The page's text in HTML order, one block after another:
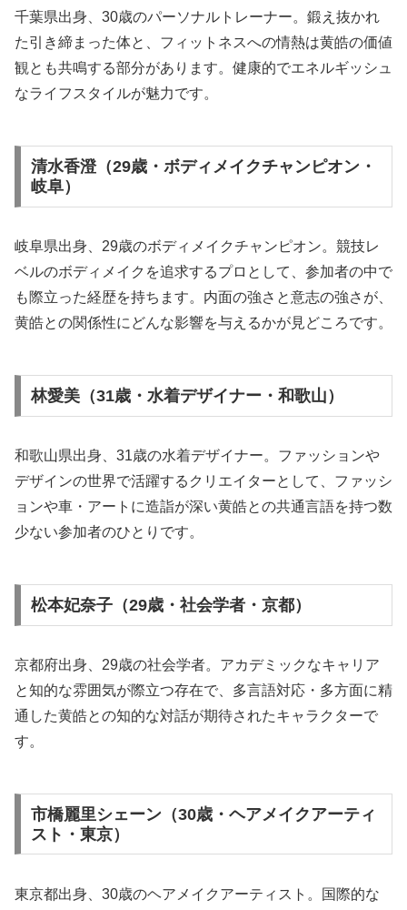
千葉県出身、30歳のパーソナルトレーナー。鍛え抜かれ
た引き締まった体と、フィットネスへの情熱は黄皓の価値
観とも共鳴する部分があります。健康的でエネルギッシュ
なライフスタイルが魅力です。
清水香澄（29歳・ボディメイクチャンピオン・
岐阜）
岐阜県出身、29歳のボディメイクチャンピオン。競技レ
ベルのボディメイクを追求するプロとして、参加者の中で
も際立った経歴を持ちます。内面の強さと意志の強さが、
黄皓との関係性にどんな影響を与えるかが見どころです。
林愛美（31歳・水着デザイナー・和歌山）
和歌山県出身、31歳の水着デザイナー。ファッションや
デザインの世界で活躍するクリエイターとして、ファッシ
ョンや車・アートに造詣が深い黄皓との共通言語を持つ数
少ない参加者のひとりです。
松本妃奈子（29歳・社会学者・京都）
京都府出身、29歳の社会学者。アカデミックなキャリア
と知的な雰囲気が際立つ存在で、多言語対応・多方面に精
通した黄皓との知的な対話が期待されたキャラクターで
す。
市橋麗里シェーン（30歳・ヘアメイクアーティ
スト・東京）
東京都出身、30歳のヘアメイクアーティスト。国際的な